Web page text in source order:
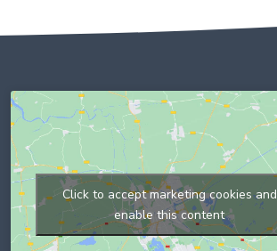
Click to accept marketing cookies and
enable this content